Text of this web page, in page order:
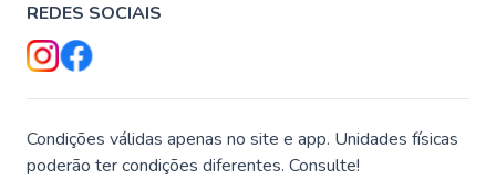
REDES SOCIAIS
Condições válidas apenas no site e app. Unidades físicas
poderão ter condições diferentes. Consulte!